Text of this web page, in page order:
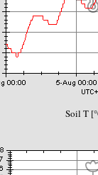
Soil T